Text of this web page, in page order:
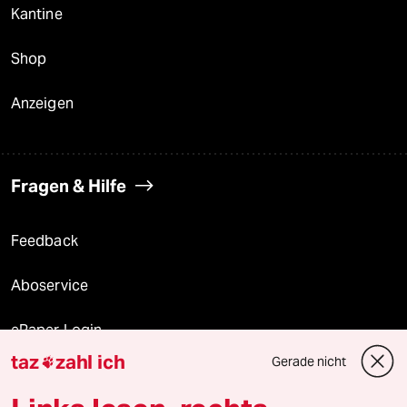
Kantine
Shop
Anzeigen
Fragen & Hilfe
Feedback
Aboservice
ePaper Login
Downloads für Abonnierende
taz zahl ich Gerade nicht